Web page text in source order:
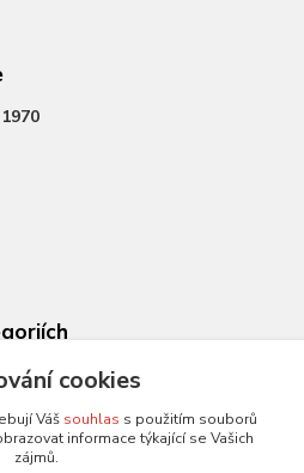
cookies
Váš souhlas s použitím souborů
informace týkající se Vašich
zájmů.